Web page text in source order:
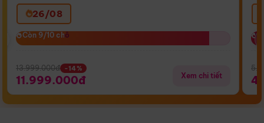
26/08
Còn 9/10 chỗ
Còn 9/10 chỗ
13.999.000đ -14%
11.999.000đ Xem chi tiết